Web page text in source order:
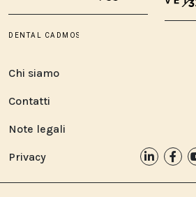
Chi siamo
Contatti
Note legali
Privacy